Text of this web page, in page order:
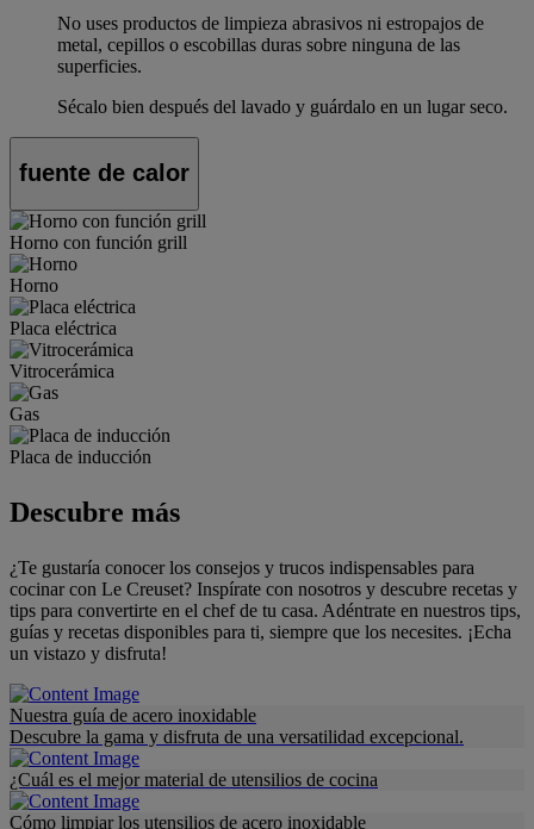
No uses productos de limpieza abrasivos ni estropajos de
metal, cepillos o escobillas duras sobre ninguna de las
superficies.
Sécalo bien después del lavado y guárdalo en un lugar seco.
fuente de calor
Horno con función grill
Horno
Placa eléctrica
Vitrocerámica
Gas
Placa de inducción
Descubre más
¿Te gustaría conocer los consejos y trucos indispensables para
cocinar con Le Creuset? Inspírate con nosotros y descubre recetas y
tips para convertirte en el chef de tu casa. Adéntrate en nuestros tips,
guías y recetas disponibles para ti, siempre que los necesites. ¡Echa
un vistazo y disfruta!
Nuestra guía de acero inoxidable
Descubre la gama y disfruta de una versatilidad excepcional.
¿Cuál es el mejor material de utensilios de cocina
Cómo limpiar los utensilios de acero inoxidable